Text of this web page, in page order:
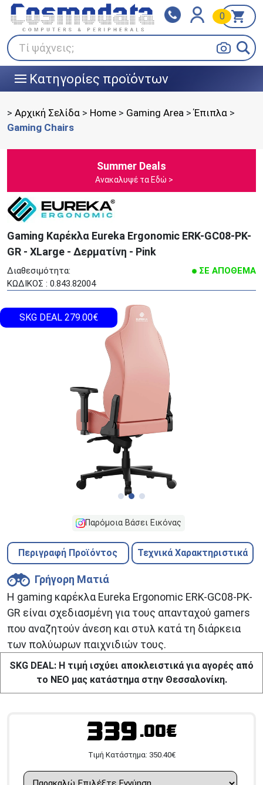
Τί ψάχνεις;
0
||| Κατηγορίες προϊόντων
Klarna
Πληρώστε σε 3
άτοκες δόσεις
BOX NOW
> Αρχική Σελίδα > Home > Gaming Area >Έπιπλα >
Gaming Chairs
Summer Deals
Ανακαλυψέ τα Εδώ >
Gaming Καρέκλα Eureka Ergonomic ERK-GC08-PK-
GR - XLarge - Δερματίνη - Pink
Διαθεσιμότητα:
ΣΕ ΑΠΟΘΕΜΑ
ΚΩΔΙΚΟΣ : 0.843.82004
SKG DEAL 279.00€
Παρόμοια Βάσει Εικόνας
Περιγραφή Προϊόντος Τεχνικά Χαρακτηριστικά
Γρήγορη Ματιά
Η gaming καρέκλα Eureka Ergonomic ERK-GC08-PK-
GR είναι σχεδιασμένη για τους απανταχού gamers
που αναζητούν άνεση και στυλ κατά τη διάρκεια
των πολύωρων παιχνιδιών τους.
SKG DEAL: Η τιμή ισχύει αποκλειστικά για αγορές από
το ΝΕΟ μας κατάστημα στην Θεσσαλονίκη.
339.00€
Tιμή Κατάστημα: 350.40€